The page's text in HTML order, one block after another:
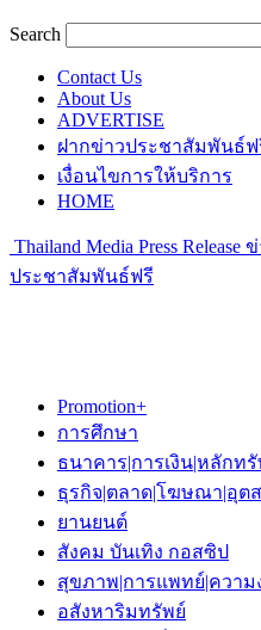
Search
Contact Us
About Us
ADVERTISE
ฝากข่าวประชาสัมพันธ์ฟ
เงื่อนไขการให้บริการ
HOME
Thailand Media Press
ประชาสัมพันธ์ฟรี
Promotion+
การศึกษา
ธนาคาร|การเงิน|หลักท
ธุรกิจ|ตลาด|โฆษณา|อุต
ยานยนต์
สังคม บันเทิง กอสซิป
สุขภาพ|การแพทย์|ความ
อสังหาริมทรัพย์